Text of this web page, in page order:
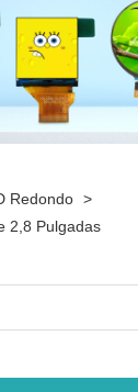
Redondo >
2,8 Pulgadas